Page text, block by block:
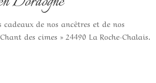
de nos ancêtres et de nos
des cimes » 24490 La Roche-Chalais.